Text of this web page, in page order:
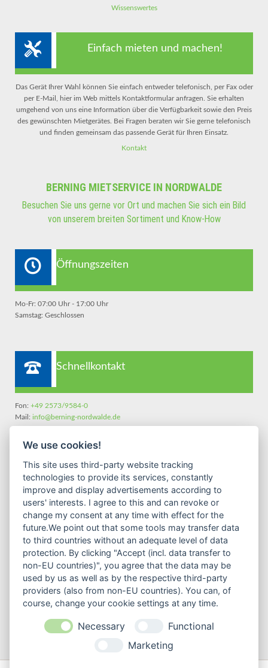
Wissenswertes
Einfach mieten und machen!
Das Gerät Ihrer Wahl können Sie einfach entweder telefonisch, per Fax oder
per E-Mail, hier im Web mittels Kontaktformular anfragen. Sie erhalten
umgehend von uns eine Information über die Verfügbarkeit sowie den Preis
des gewünschten Mietgerätes. Bei Fragen beraten wir Sie gerne telefonisch
und finden gemeinsam das passende Gerät für Ihren Einsatz.
Kontakt
BERNING MIETSERVICE IN NORDWALDE
Besuchen Sie uns gerne vor Ort und machen Sie sich ein Bild
von unserem breiten Sortiment und Know-How
Öffnungszeiten
Mo-Fr: 07:00 Uhr - 17:00 Uhr
Samstag: Geschlossen
Schnellkontakt
Fon: +49 2573/9584-0
Mail: info@berning-nordwalde.de
Gildestraße 14
48356 NordwaldeRoute planen
Auszug unserer Marken für Sie
We use cookies!
This site uses third-party website tracking
technologies to provide its services, constantly
improve and display advertisements according to
users' interests. I agree to this and can revoke or
change my consent at any time with effect for the
future.We point out that some tools may transfer data
to third countries without an adequate level of data
protection. By clicking "Accept (incl. data transfer to
non-EU countries)", you agree that the data may be
used by us as well as by the respective third-party
providers (also from non-EU countries). You can, of
course, change your cookie settings at any time.
Necessary
Functional
Marketing